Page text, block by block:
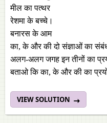
मील का पत्थर
रेशमा के बच्चे।
बनारस के आम
का, के और की दो संज्ञाओं का
अलग-अलग जगह इन तीनों का
बताओ कि का, के और की का
VIEW SOLUTION